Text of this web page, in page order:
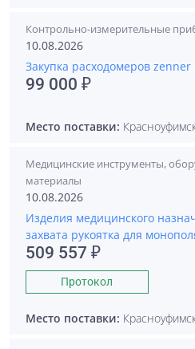
Контрольно-измерительные
10.08.2026
Закупка расходомеров
99 000 ₽
Место поставки:
Медицинские инструменты,
материалы
10.08.2026
Изделия медицинского
захвата рукоятка для
509 557 ₽
Протокол
Место поставки: